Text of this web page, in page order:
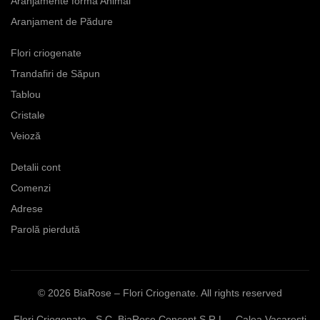
Aranjament de Pădure
Flori criogenate
Trandafiri de Săpun
Tablou
Cristale
Veioză
Detalii cont
Comenzi
Adrese
Parolă pierdută
© 2026 BiaRose – Flori Criogenate . All rights reserved